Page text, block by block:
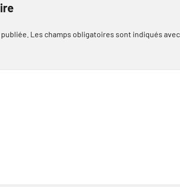
Les champs obligatoires sont indiqués avec